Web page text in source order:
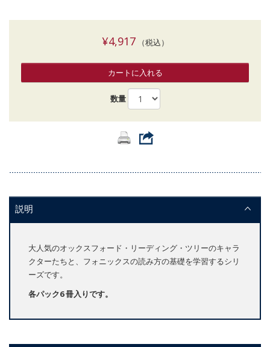
¥4,917（税込）
カートに入れる
数量
説明
大人気のオックスフォード・リーディング・ツリーのキャラ
クターたちと、フォニックスの読み方の基礎を学習するシリ
ーズです。
各パック6 冊入りです。